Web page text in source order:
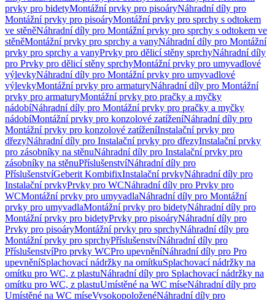
prvky pro bidetyMontážní prvky pro pisoáryNáhradní díly pro
Montážní prvky pro pisoáryMontážní prvky pro sprchy s odtokem
ve stěněNáhradní díly pro Montážní prvky pro sprchy s odtokem ve
stěněMontážní prvky pro sprchy a vanyNáhradní díly pro Montážní
prvky pro sprchy a vanyPrvky pro dělicí stěny sprchyNáhradní díly
pro Prvky pro dělicí stěny sprchyMontážní prvky pro umyvadlové
výlevkyNáhradní díly pro Montážní prvky pro umyvadlové
výlevkyMontážní prvky pro armaturyNáhradní díly pro Montážní
prvky pro armaturyMontážní prvky pro pračky a myčky
nádobíNáhradní díly pro Montážní prvky pro pračky a myčky
nádobíMontážní prvky pro konzolové zatíženíNáhradní díly pro
Montážní prvky pro konzolové zatíženíInstalační prvky pro
dřezyNáhradní díly pro Instalační prvky pro dřezyInstalační prvky
pro zásobníky na stěnuNáhradní díly pro Instalační prvky pro
zásobníky na stěnuPříslušenstvíNáhradní díly pro
PříslušenstvíGeberit KombifixInstalační prvkyNáhradní díly pro
Instalační prvkyPrvky pro WCNáhradní díly pro Prvky pro
WCMontážní prvky pro umyvadlaNáhradní díly pro Montážní
prvky pro umyvadlaMontážní prvky pro bidetyNáhradní díly pro
Montážní prvky pro bidetyPrvky pro pisoáryNáhradní díly pro
Prvky pro pisoáryMontážní prvky pro sprchyNáhradní díly pro
Montážní prvky pro sprchyPříslušenstvíNáhradní díly pro
PříslušenstvíPro prvky WCPro upevněníNáhradní díly pro Pro
upevněníSplachovací nádržky na omítkuSplachovací nádržky na
omítku pro WC, z plastuNáhradní díly pro Splachovací nádržky na
omítku pro WC, z plastuUmístěné na WC míseNáhradní díly pro
Umístěné na WC míseVysokopoloženéNáhradní díly pro